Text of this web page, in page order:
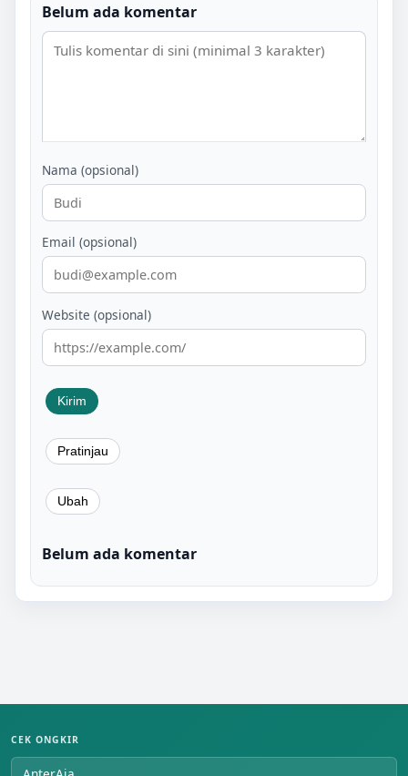
Belum ada komentar
Nama (opsional)
Email (opsional)
Website (opsional)
Belum ada komentar
CEK ONGKIR